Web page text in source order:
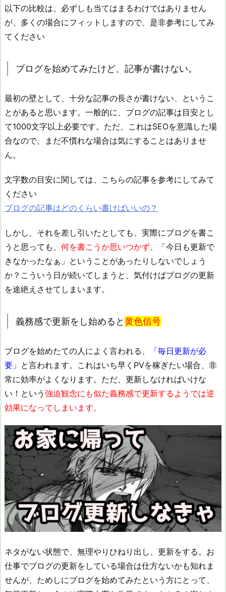
以下の比較は、必ずしも当てはまるわけではありません
が、多くの場合にフィットしますので、是非参考にしてみ
てください
ブログを始めてみたけど、記事が書けない。
最初の壁として、十分な記事の長さが書けない、というこ
とがあると思います。一般的に、ブログの記事は目安とし
て1000文字以上必要です。ただ、これはSEOを意識した場
合なので、まだ不慣れな場合は気にすることはありませ
ん。
文字数の目安に関しては、こちらの記事を参考にしてみて
ください
ブログの記事はどのくらい書けばいいの？
しかし、それを差し引いたとしても、実際にブログを書こ
うと思っても、 何を書こうか思いつかず 、「今日も更新で
きなかったなぁ」ということがあったりしないでしょう
か？こういう日が続いてしまうと、気付けばブログの更新
を途絶えさせてしまいます。
義務感で更新をし始めると黄色信号
ブログを始めたての人によく言われる、
「毎日更新が必
要」 と言われます。これはいち早くPVを稼ぎたい場合、非
常に効率がよくなります。ただ、更新しなければいけな
い！という 強迫観念にも似た義務感で更新するようでは逆
効果になってしまいます。
ネタがない状態で、無理やりひねり出し、更新をする。お
仕事でブログの更新をしている場合は仕方ないかも知れま
せんが、ためしにブログを始めてみたという方にとって、